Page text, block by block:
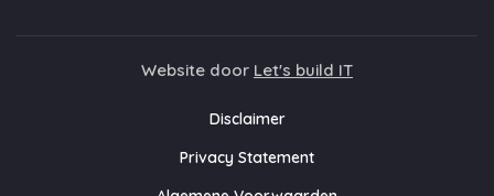
Website door Let's build IT
Disclaimer
Privacy Statement